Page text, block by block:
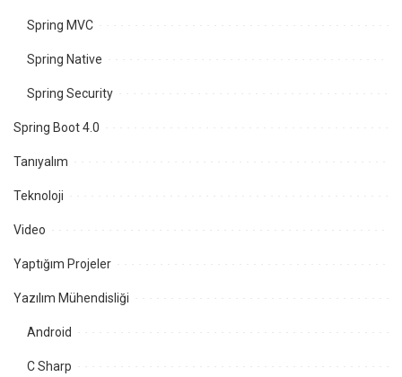
Spring MVC
Spring Native
Spring Security
Spring Boot 4.0
Tanıyalım
Teknoloji
Video
Yaptığım Projeler
Yazılım Mühendisliği
Android
C Sharp